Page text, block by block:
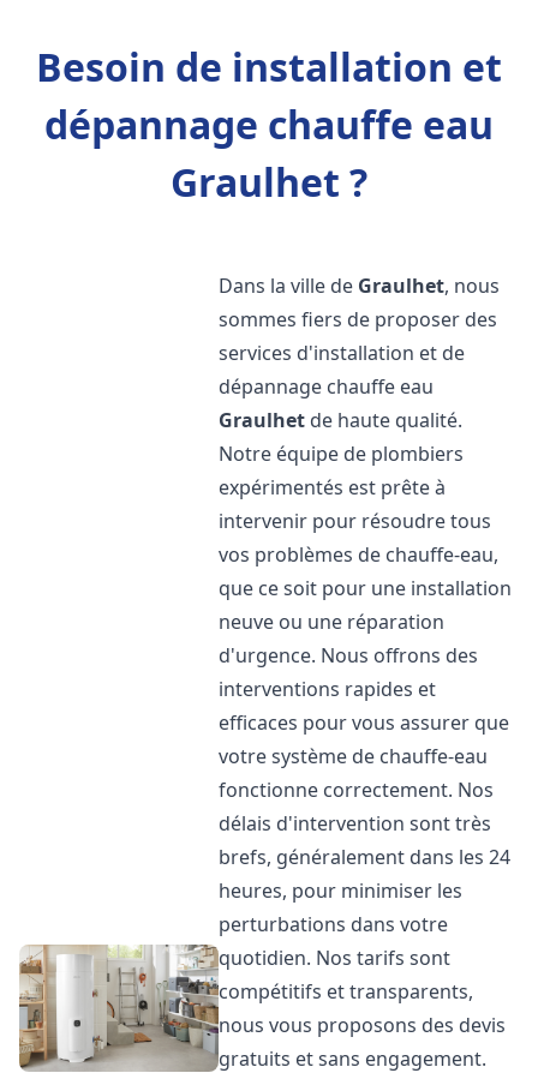
Besoin de installation et
dépannage chauffe eau
Graulhet ?
Dans la ville de Graulhet, nous
sommes fiers de proposer des
services d'installation et de
dépannage chauffe eau
Graulhet de haute qualité.
Notre équipe de plombiers
expérimentés est prête à
intervenir pour résoudre tous
vos problèmes de chauffe-eau,
que ce soit pour une installation
neuve ou une réparation
d'urgence. Nous offrons des
interventions rapides et
efficaces pour vous assurer que
votre système de chauffe-eau
fonctionne correctement. Nos
délais d'intervention sont très
brefs, généralement dans les 24
heures, pour minimiser les
perturbations dans votre
quotidien. Nos tarifs sont
compétitifs et transparents,
nous vous proposons des devis
gratuits et sans engagement.